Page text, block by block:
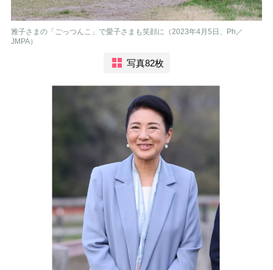
雅子さまの「ごっつんこ」で愛子さまも笑顔に（2023年4月5日、Ph／
JMPA）
写真82枚